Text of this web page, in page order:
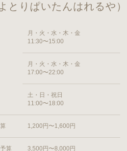
りぱいたんはれるや）
月・火・水・木・金
11:30〜15:00
月・火・水・木・金
17:00〜22:00
土・日・祝日
11:00〜18:00
1,200円〜1,600円
算 3,500円〜8,000円